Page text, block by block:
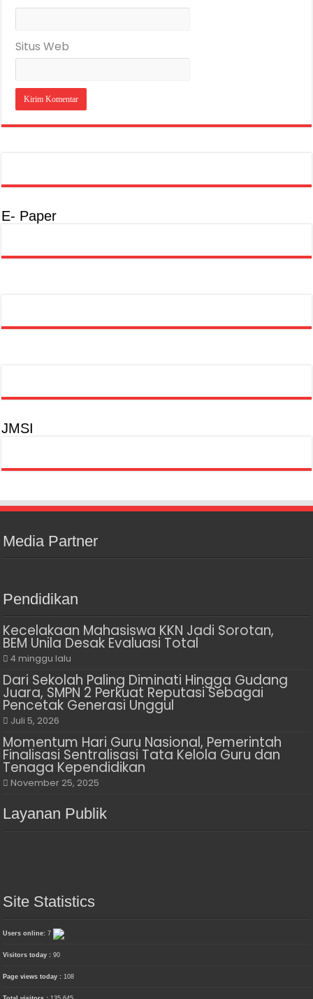
Situs Web
E- Paper
JMSI
Media Partner
Pendidikan
Kecelakaan Mahasiswa KKN Jadi Sorotan,
BEM Unila Desak Evaluasi Total
4 minggu lalu
Dari Sekolah Paling Diminati Hingga Gudang
Juara, SMPN 2 Perkuat Reputasi Sebagai
Pencetak Generasi Unggul
Juli 5, 2026
Momentum Hari Guru Nasional, Pemerintah
Finalisasi Sentralisasi Tata Kelola Guru dan
Tenaga Kependidikan
November 25, 2025
Layanan Publik
Site Statistics
Users online:7
Visitors today :90
Page views today :108